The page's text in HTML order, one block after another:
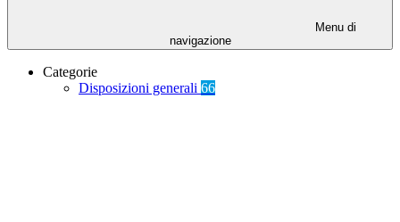
Menu di
navigazione
Categorie
Disposizioni generali 66